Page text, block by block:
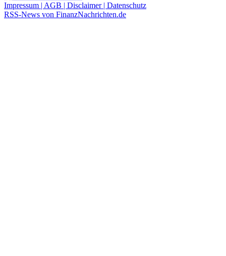
Impressum | AGB | Disclaimer | Datenschutz
RSS-News von FinanzNachrichten.de